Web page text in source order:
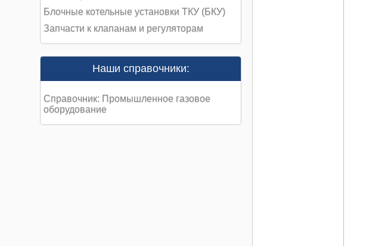
Блочные котельные установки ТКУ (БКУ)
Запчасти к клапанам и регуляторам
Наши справочники:
Справочник: Промышленное газовое
оборудование